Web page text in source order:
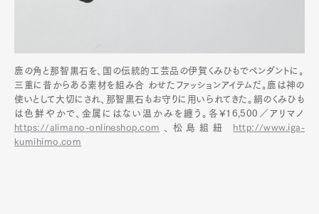
鹿の角と那智黒石を、国の伝統的工芸品の伊賀くみひもでペンダントに。
三重に昔からある素材を組み合 わせたファッションアイテムだ。鹿は神の
使いとして大切にされ、那智黒石もお守りに用いられてきた。絹のくみひも
は色鮮やかで、金属にはない温かみを纏う。各¥16,500／アリマノ
https://alimano-onlineshop.com
、松島組紐 http://www.iga-
kumihimo.com